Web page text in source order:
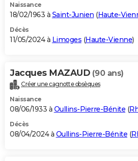
Naissance
18/02/1963 à Saint-Junien (Haute-
Décès
11/05/2024 à Limoges (Haute-Vienne)
Jacques MAZAUD (90 ans)
Créer une cagnotte obsèques
Naissance
08/06/1933 à Oullins-Pierre-Bénite (
Décès
08/04/2024 à Oullins-Pierre-Bénite (